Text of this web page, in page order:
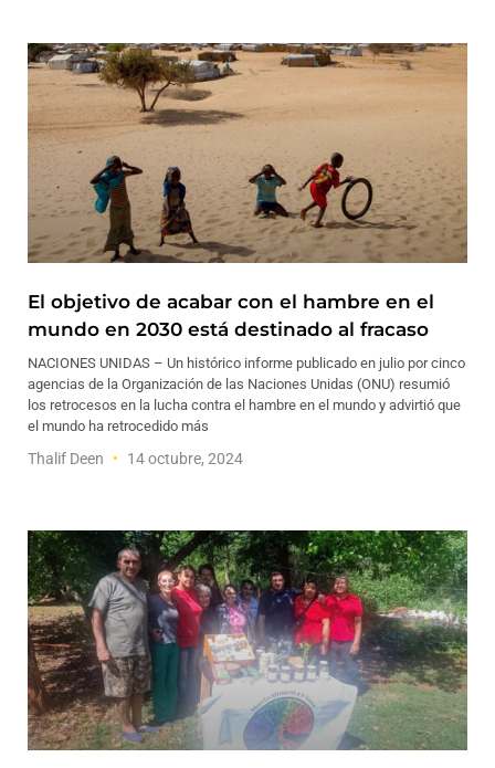
El objetivo de acabar con el hambre en el
mundo en 2030 está destinado al fracaso
NACIONES UNIDAS – Un histórico informe publicado en julio por cinco
agencias de la Organización de las Naciones Unidas (ONU) resumió
los retrocesos en la lucha contra el hambre en el mundo y advirtió que
el mundo ha retrocedido más
Thalif Deen 14 octubre, 2024